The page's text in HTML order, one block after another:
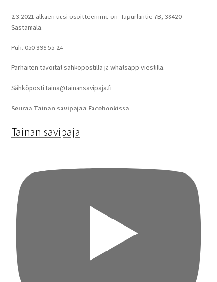
2.3.2021 alkaen uusi osoitteemme on Tupurlantie 7B, 38420
Sastamala.
Puh. 050 399 55 24
Parhaiten tavoitat sähköpostilla ja whatsapp-viestillä.
Sähköposti taina@tainansavipaja.fi
Seuraa Tainan savipajaa Facebookissa
Tainan savipaja